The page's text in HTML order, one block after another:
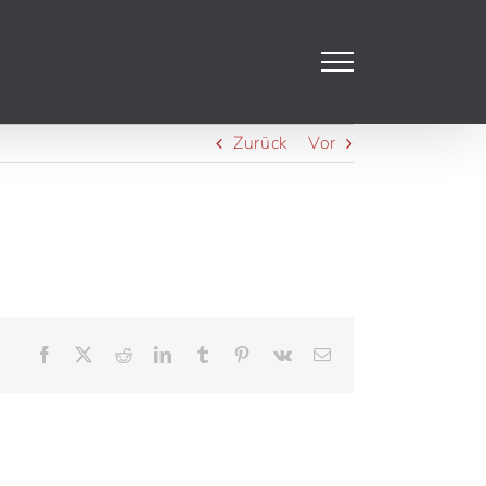
Zurück Vor
Facebook RedditLinkedInTumblrPinterest
Vk